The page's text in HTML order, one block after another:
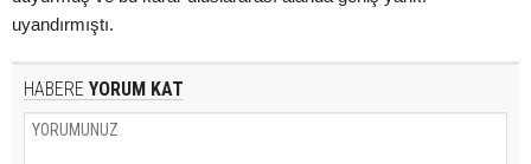
uyandırmıştı.
HABERE YORUM KAT